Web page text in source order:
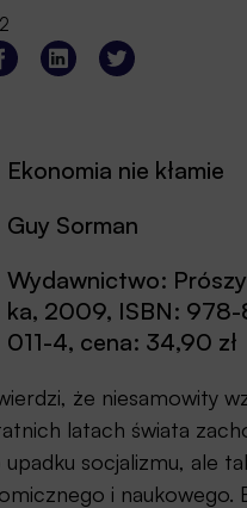
Ekonomia nie kłamie
Guy Sorman
Wydawnictwo:
ka, 2009, ISBN:
011-4, cena: 34,90 zł
że niesamowity
latach świata
socjalizmu, ale
i naukowego.